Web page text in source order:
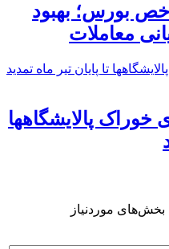
شاخص بورس؛ بهبود
معاملات
پالایشگاهها
بخش‌های موردنیاز